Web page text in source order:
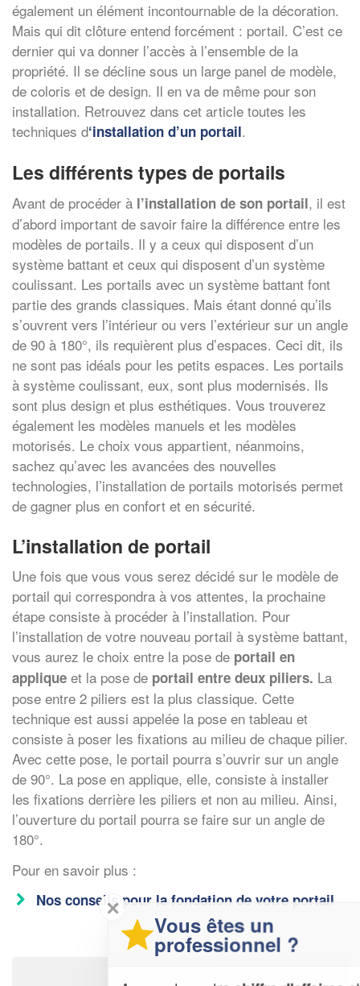
également un élément incontournable de la décoration.
Mais qui dit clôture entend forcément : portail. C’est ce
dernier qui va donner l’accès à l’ensemble de la
propriété. Il se décline sous un large panel de modèle,
de coloris et de design. Il en va de même pour son
installation. Retrouvez dans cet article toutes les
techniques d‘installation d’un portail.
Les différents types de portails
Avant de procéder à l’installation de son portail, il est
d’abord important de savoir faire la différence entre les
modèles de portails. Il y a ceux qui disposent d’un
système battant et ceux qui disposent d’un système
coulissant. Les portails avec un système battant font
partie des grands classiques. Mais étant donné qu’ils
s’ouvrent vers l’intérieur ou vers l’extérieur sur un angle
de 90 à 180°, ils requièrent plus d’espaces. Ceci dit, ils
ne sont pas idéals pour les petits espaces. Les portails
à système coulissant, eux, sont plus modernisés. Ils
sont plus design et plus esthétiques. Vous trouverez
également les modèles manuels et les modèles
motorisés. Le choix vous appartient, néanmoins,
sachez qu’avec les avancées des nouvelles
technologies, l’installation de portails motorisés permet
de gagner plus en confort et en sécurité.
L’installation de portail
Une fois que vous vous serez décidé sur le modèle de
portail qui correspondra à vos attentes, la prochaine
étape consiste à procéder à l’installation. Pour
l’installation de votre nouveau portail à système battant,
vous aurez le choix entre la pose de portail en
applique et la pose de portail entre deux piliers. La
pose entre 2 piliers est la plus classique. Cette
technique est aussi appelée la pose en tableau et
consiste à poser les fixations au milieu de chaque pilier.
Avec cette pose, le portail pourra s’ouvrir sur un angle
de 90°. La pose en applique, elle, consiste à installer
les fixations derrière les piliers et non au milieu. Ainsi,
l’ouverture du portail pourra se faire sur un angle de
180°.
Pour en savoir plus :
Nos conseils pour la fondation de votre portail
✕
Vous êtes un
professionnel ?